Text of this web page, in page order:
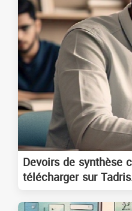
Devoirs de synthèse
télécharger sur